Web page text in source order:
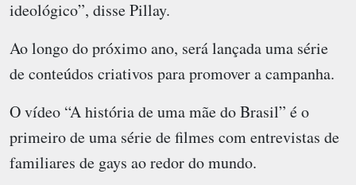
ideológico”, disse Pillay.
Ao longo do próximo ano, será lançada uma série
de conteúdos criativos para promover a campanha.
O vídeo “A história de uma mãe do Brasil” é o
primeiro de uma série de filmes com entrevistas de
familiares de gays ao redor do mundo.